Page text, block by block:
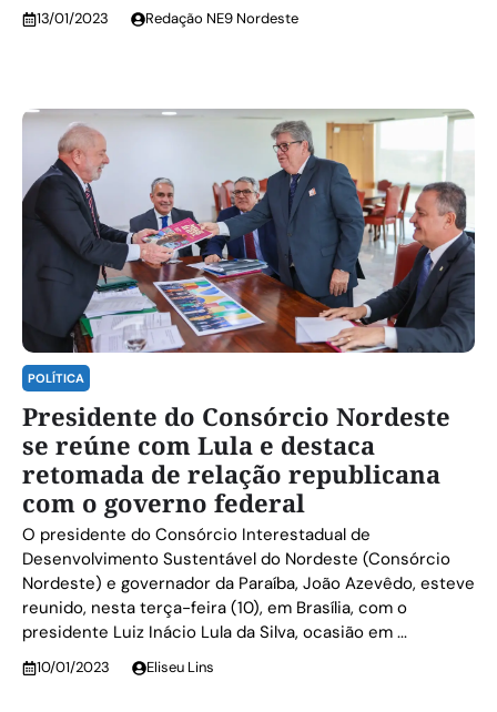
13/01/2023 Redação NE9 Nordeste
POLÍTICA
Presidente do Consórcio Nordeste
se reúne com Lula e destaca
retomada de relação republicana
com o governo federal
O presidente do Consórcio Interestadual de
Desenvolvimento Sustentável do Nordeste (Consórcio
Nordeste) e governador da Paraíba, João Azevêdo, esteve
reunido, nesta terça-feira (10), em Brasília, com o
presidente Luiz Inácio Lula da Silva, ocasião em ...
10/01/2023 Eliseu Lins